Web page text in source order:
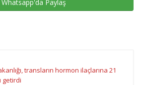
Whatsapp'da Paylaş
transların hormon ilaçlarına 21
getirdi